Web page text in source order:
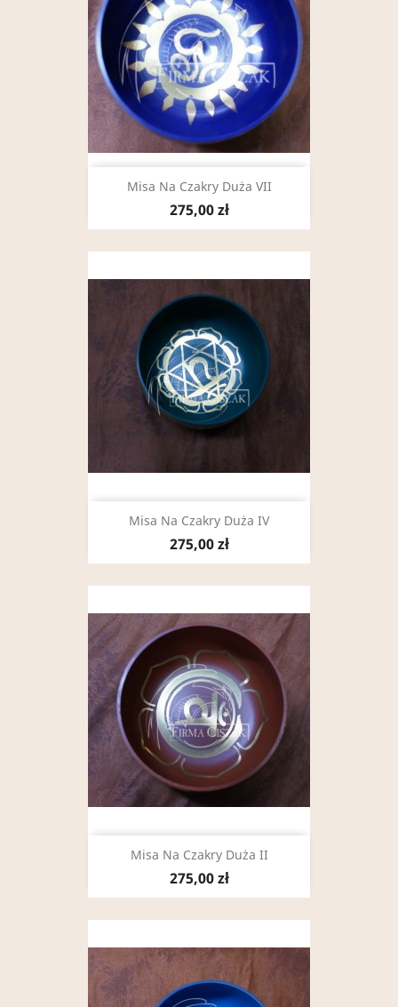
Misa Na Czakry Duża VII
275,00 zł
Misa Na Czakry Duża IV
275,00 zł
Misa Na Czakry Duża II
275,00 zł